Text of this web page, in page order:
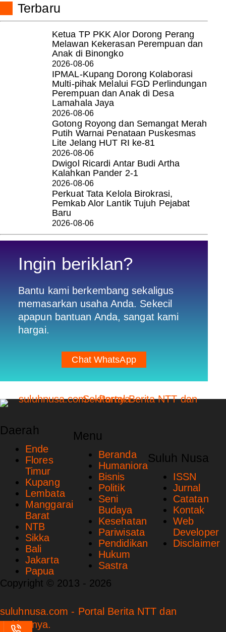
Terbaru
Ketua TP PKK Alor Dorong Perang
Melawan Kekerasan Perempuan dan
Anak di Binongko
2026-08-06
IPMAL-Kupang Dorong Kolaborasi
Multi-pihak Melalui FGD Perlindungan
Perempuan dan Anak di Desa
Lamahala Jaya
2026-08-06
Gotong Royong dan Semangat Merah
Putih Warnai Penataan Puskesmas
Lite Jelang HUT RI ke-81
2026-08-06
Dwigol Ricardi Antar Budi Artha
Kalahkan Pander 2-1
2026-08-06
Perkuat Tata Kelola Birokrasi,
Pemkab Alor Lantik Tujuh Pejabat
Baru
2026-08-06
Ingin beriklan?
Bantu kami berkembang sekaligus
memasarkan usaha Anda. Sekecil
apapun bantuan Anda, sangat kami
hargai.
Chat WhatsApp
Daerah
Ende
Flores
Timur
Kupang
Lembata
Manggarai
Barat
NTB
Sikka
Bali
Jakarta
Papua
Menu
Beranda
Humaniora
Bisnis
Politik
Seni
Budaya
Kesehatan
Pariwisata
Pendidikan
Hukum
Sastra
Suluh Nusa
ISSN
Jurnal
Catatan
Kontak
Web
Developer
Disclaimer
Copyright © 2013 - 2026
suluhnusa.com - Portal Berita NTT dan
Sekitarnya.